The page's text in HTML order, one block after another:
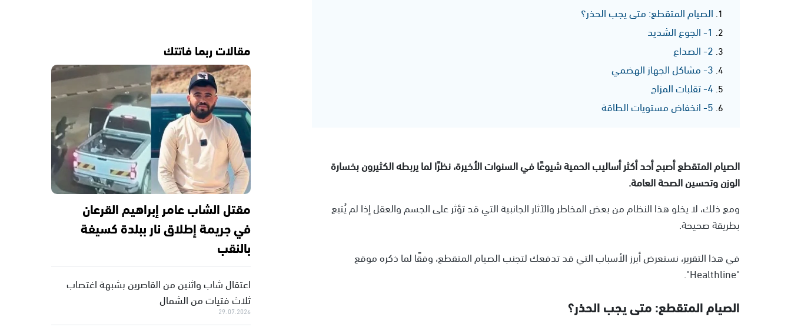
الصيام المتقطع: متى يجب الحذر؟
1- الجوع الشديد
2- الصداع
3- مشاكل الجهاز الهضمي
4- تقلبات المزاج
5- انخفاض مستويات الطاقة
الصيام المتقطع أصبح أحد أكثر أساليب الحمية شيوعًا في السنوات الأخيرة، نظرًا لما يربطه الكثيرون بخسارة
الوزن وتحسين الصحة العامة.
ومع ذلك، لا يخلو هذا النظام من بعض المخاطر والآثار الجانبية التي قد تؤثر على الجسم والعقل إذا لم يُتبع
بطريقة صحيحة.
في هذا التقرير، نستعرض أبرز الأسباب التي قد تدفعك لتجنب الصيام المتقطع، وفقًا لما ذكره موقع
"Healthline".
الصيام المتقطع: متى يجب الحذر؟
مقالات ربما فاتتك
مقتل الشاب عامر إبراهيم القرعان
في جريمة إطلاق نار ببلدة كسيفة
بالنقب
اعتقال شاب واثنين من القاصرين بشبهة اغتصاب
ثلاث فتيات من الشمال
29.07.2026